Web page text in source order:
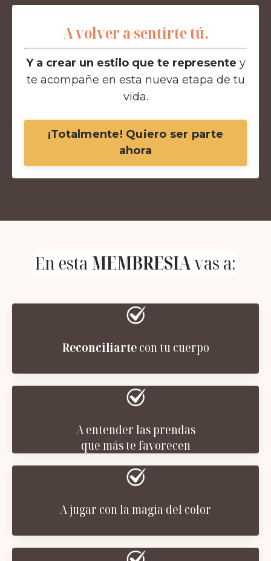
A volver a sentirte tú.
Y a crear un estilo que te represente y
te acompañe en esta nueva etapa de tu
vida.
¡Totalmente! Quiero ser parte
ahora
En estaMEMBRESIAvas a:
Reconciliartecon tu cuerpo
A entender las prendas
que más te favorecen
A jugar con la magia del color